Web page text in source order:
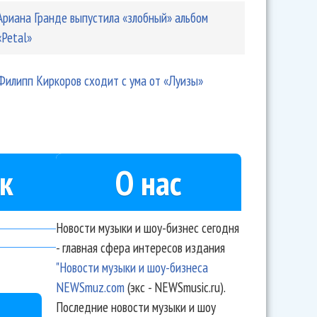
Гранде выпустила «злобный» альбом
Киркоров сходит с ума от «Луизы»
О нас
Новости музыки и шоу-бизнес сегодня
- главная сфера интересов издания
"Новости музыки и шоу-бизнеса
NEWSmuz.com(экс - NEWSmusic.ru).
Последние новости музыки и шоу